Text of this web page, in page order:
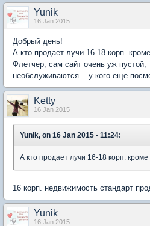
Yunik
16 Jan 2015
Добрый день!
А кто продает лучи 16-18 корп.
Флетчер, сам сайт очень уж
необслуживаются... у кого еще
Ketty
16 Jan 2015
Yunik, on 16 Jan 2015 - 11:24:
А кто продает лучи 16-18 корп.
16 корп. недвижимость стандарт
Yunik
16 Jan 2015